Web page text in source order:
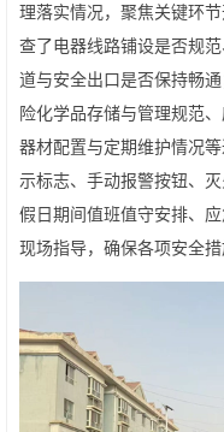
理落实情况，聚焦关键环
查了电器线路铺设是否规
道与安全出口是否保持畅
险化学品存储与管理规范
器材配置与定期维护情况
示标志、手动报警按钮、
假日期间值班值守安排、
现场指导，确保各项安全措